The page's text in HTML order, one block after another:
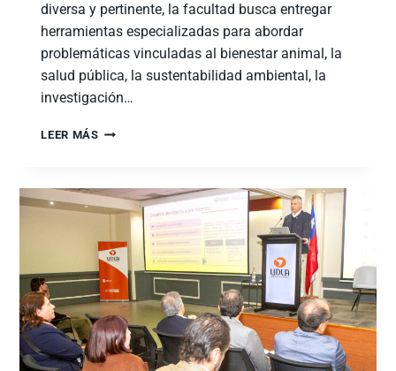
diversa y pertinente, la facultad busca entregar
herramientas especializadas para abordar
problemáticas vinculadas al bienestar animal, la
salud pública, la sustentabilidad ambiental, la
investigación…
LEER MÁS